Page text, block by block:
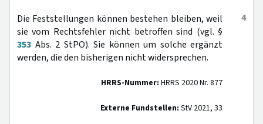
4
Die Feststellungen können bestehen bleiben, weil
sie vom Rechtsfehler nicht betroffen sind (vgl. §
353 Abs. 2 StPO). Sie können um solche ergänzt
werden, die den bisherigen nicht widersprechen.
HRRS-Nummer: HRRS 2020 Nr. 877
Externe Fundstellen: StV 2021, 33